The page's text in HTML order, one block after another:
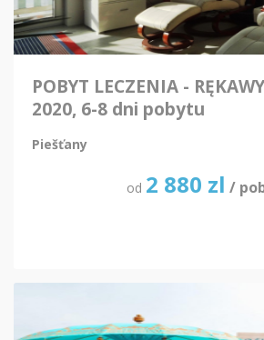
POBYT LECZENIA -
2020, 6-8 dni pobytu
Piešťany
od 2 880 zl /